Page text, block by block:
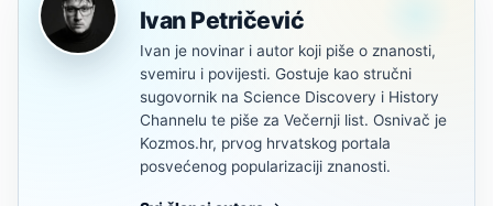
Ivan Petričević
Ivan je novinar i autor koji piše o znanosti,
svemiru i povijesti. Gostuje kao stručni
sugovornik na Science Discovery i History
Channelu te piše za Večernji list. Osnivač je
Kozmos.hr, prvog hrvatskog portala
posvećenog popularizaciji znanosti.